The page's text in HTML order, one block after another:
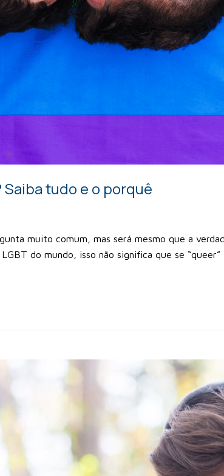
Saiba tudo e o porquê
muito comum, mas será mesmo que a
do mundo, isso não significa que se